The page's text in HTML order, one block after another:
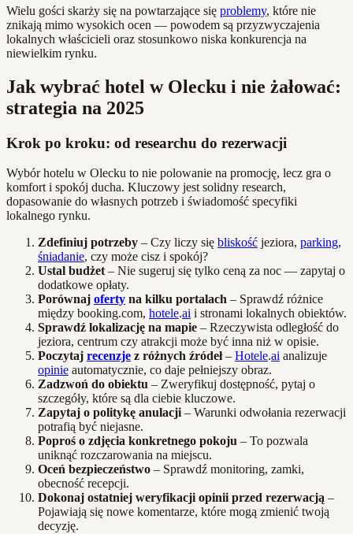
Wielu gości skarży się na powtarzające się problemy, które nie
znikają mimo wysokich ocen — powodem są przyzwyczajenia
lokalnych właścicieli oraz stosunkowo niska konkurencja na
niewielkim rynku.
Jak wybrać hotel w Olecku i nie żałować:
strategia na 2025
Krok po kroku: od researchu do rezerwacji
Wybór hotelu w Olecku to nie polowanie na promocję, lecz gra o
komfort i spokój ducha. Kluczowy jest solidny research,
dopasowanie do własnych potrzeb i świadomość specyfiki
lokalnego rynku.
Zdefiniuj potrzeby – Czy liczy się bliskość jeziora, parking,
śniadanie, czy może cisz i spokój?
Ustal budżet – Nie sugeruj się tylko ceną za noc — zapytaj o
dodatkowe opłaty.
Porównaj oferty na kilku portalach – Sprawdź różnice
między booking.com, hotele.ai i stronami lokalnych obiektów.
Sprawdź lokalizację na mapie – Rzeczywista odległość do
jeziora, centrum czy atrakcji może być inna niż w opisie.
Poczytaj recenzje z różnych źródeł– Hotele.ai analizuje
opinie automatycznie, co daje pełniejszy obraz.
Zadzwoń do obiektu – Zweryfikuj dostępność, pytaj o
szczegóły, które są dla ciebie kluczowe.
Zapytaj o politykę anulacji – Warunki odwołania rezerwacji
potrafią być niejasne.
Poproś o zdjęcia konkretnego pokoju – To pozwala
uniknąć rozczarowania na miejscu.
Oceń bezpieczeństwo – Sprawdź monitoring, zamki,
obecność recepcji.
Dokonaj ostatniej weryfikacji opinii przed rezerwacją –
Pojawiają się nowe komentarze, które mogą zmienić twoją
decyzję.